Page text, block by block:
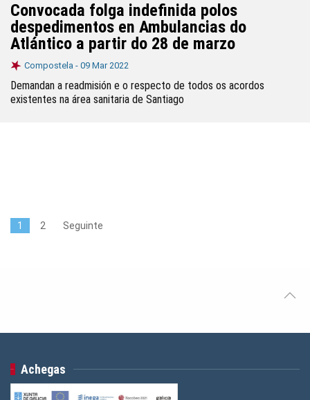
Convocada folga indefinida polos
despedimentos en Ambulancias do
Atlántico a partir do 28 de marzo
Compostela - 09 Mar 2022
Demandan a readmisión e o respecto de todos os acordos
existentes na área sanitaria de Santiago
1 2 Seguinte
Achegas